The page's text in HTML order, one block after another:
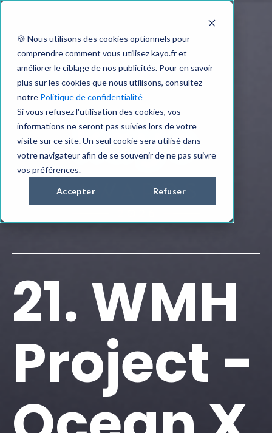
🍪 Nous utilisons des cookies optionnels pour
comprendre comment vous utilisez kayo.fr et
améliorer le ciblage de nos publicités. Pour en savoir
plus sur les cookies que nous utilisons, consultez
notre Politique de confidentialité
Si vous refusez l'utilisation des cookies, vos
informations ne seront pas suivies lors de votre
visite sur ce site. Un seul cookie sera utilisé dans
votre navigateur afin de se souvenir de ne pas suivre
vos préférences.
Accepter Refuser
21. WMH
Project -